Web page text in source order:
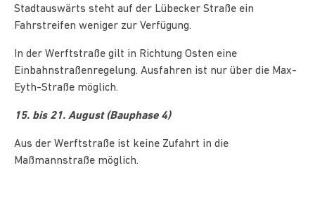
Stadtauswärts steht auf der Lübecker Straße ein
Fahrstreifen weniger zur Verfügung.
In der Werftstraße gilt in Richtung Osten eine
Einbahnstraßenregelung. Ausfahren ist nur über die Max-
Eyth-Straße möglich.
15. bis 21. August (Bauphase 4)
Aus der Werftstraße ist keine Zufahrt in die
Maßmannstraße möglich.